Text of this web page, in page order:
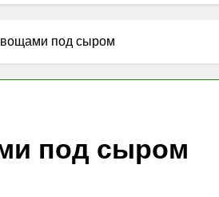
консультировании: как
факторов: быстрый
сельскохозяйственных
под сыром
под сыром